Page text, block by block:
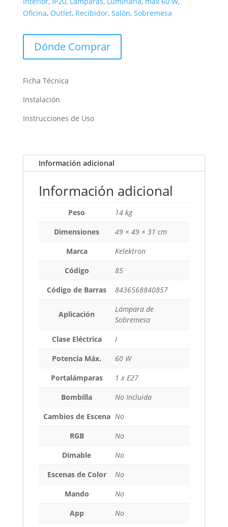
Oficina, Outlet, Recibidor, Salón, Sobremesa
Dónde Comprar
Ficha Técnica
Instalación
Instrucciones de Uso
Información adicional
Información adicional
Peso
14 kg
Dimensiones
49 × 49 × 31 cm
Marca
Kelektron
Código
85
Código de Barras
8436568840857
Aplicación
Lámpara de
Sobremesa
Clase Eléctrica
I
Potencia Máx.
60 W
Portalámparas
1 x E27
Bombilla
No Incluida
Cambios de Escena No
RGB
No
Dimable
No
Escenas de Color
No
Mando
No
App
No